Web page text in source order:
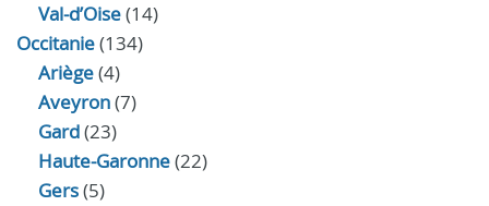
Val-d’Oise(14)
Occitanie(134)
Ariège(4)
Aveyron(7)
Gard(23)
Haute-Garonne(22)
Gers(5)